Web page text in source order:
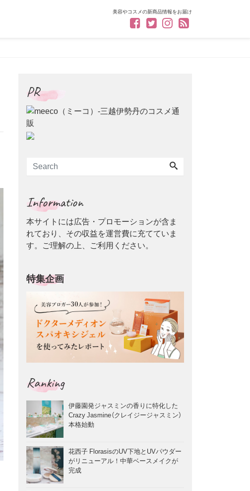
美容やコスメの新商品情報をお届け
PR
Information
本サイトには広告・プロモーションが含ま
れており、その収益を運営費に充てていま
す。ご理解の上、ご利用ください。
特集企画
Ranking
伊藤園発ジャスミンの香りに特化した
Crazy Jasmine（クレイジージャスミン）
本格始動
花西子 FlorasisのUV下地とUVパウダー
がリニューアル！中華ベースメイクが
完成